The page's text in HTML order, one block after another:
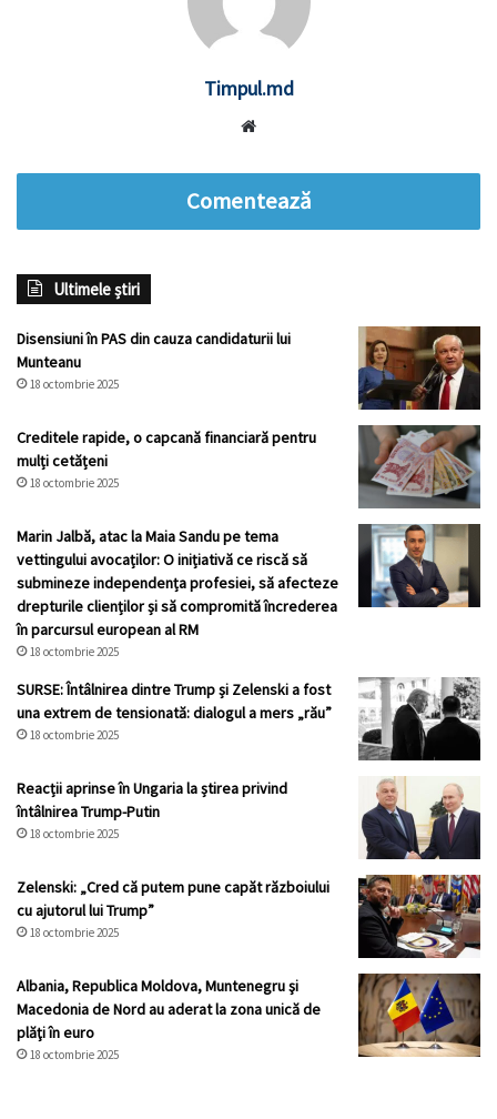
Timpul.md
Comentează
Ultimele știri
Disensiuni în PAS din cauza candidaturii lui
Munteanu
18 octombrie 2025
Creditele rapide, o capcană financiară pentru
mulți cetățeni
18 octombrie 2025
Marin Jalbă, atac la Maia Sandu pe tema
vettingului avocaților: O inițiativă ce riscă să
submineze independența profesiei, să afecteze
drepturile clienților și să compromită încrederea
în parcursul european al RM
18 octombrie 2025
SURSE: Întâlnirea dintre Trump și Zelenski a fost
una extrem de tensionată: dialogul a mers „rău”
18 octombrie 2025
Reacții aprinse în Ungaria la știrea privind
întâlnirea Trump-Putin
18 octombrie 2025
Zelenski: „Cred că putem pune capăt războiului
cu ajutorul lui Trump”
18 octombrie 2025
Albania, Republica Moldova, Muntenegru şi
Macedonia de Nord au aderat la zona unică de
plăţi în euro
18 octombrie 2025